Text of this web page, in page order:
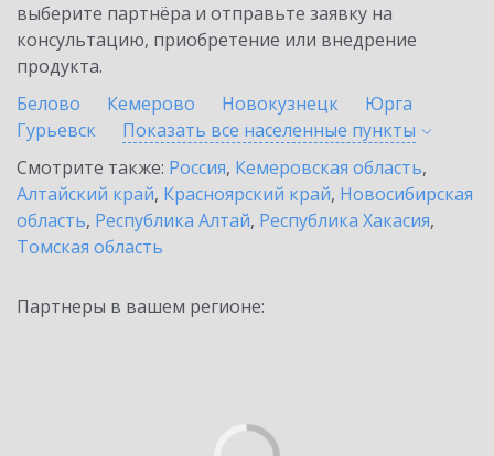
выберите партнёра и отправьте заявку на
консультацию, приобретение или внедрение
продукта.
Белово
Кемерово Новокузнецк
Юрга
Гурьевск
Показать все населенные пункты
Смотрите также: Россия, Кемеровская область,
Алтайский край, Красноярский край, Новосибирская
область, Республика Алтай, Республика Хакасия,
Томская область
Партнеры в вашем регионе: